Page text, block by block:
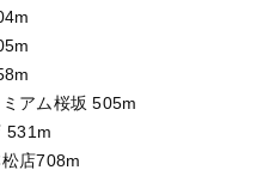
アム桜坂 505m
531m
店708m